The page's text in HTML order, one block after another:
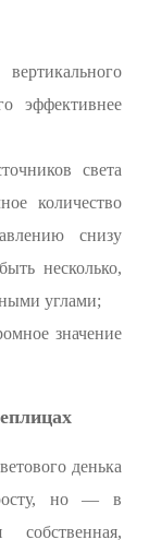
эффективнее
света
количество
снизу
несколько,
углами;
значение
денька
росту, но — в